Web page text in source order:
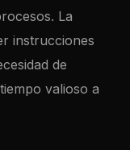
La
instrucciones
de
valioso a